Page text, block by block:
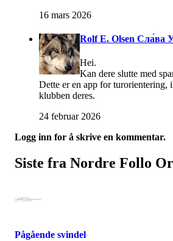
16 mars 2026
Rolf E. Olsen Сла́ва
Hei.
Kan dere slutte med
Dette er en app for turorientering,
klubben deres.
24 februar 2026
Logg inn for å skrive en kommentar.
Siste fra Nordre Follo
Pågående svindel